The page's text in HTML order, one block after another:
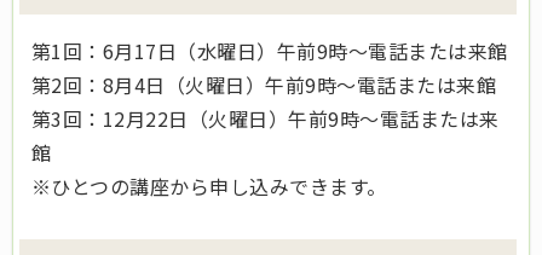
第1回：6月17日（水曜日）午前9時～電話または来館
第2回：8月4日（火曜日）午前9時～電話または来館
第3回：12月22日（火曜日）午前9時～電話または来
館
※ひとつの講座から申し込みできます。